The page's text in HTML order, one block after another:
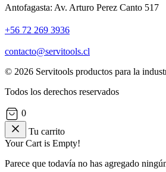
Antofagasta: Av. Arturo Perez Canto 517
+56 72 269 3936
contacto@servitools.cl
© 2026 Servitools productos para la
Todos los derechos reservados
0
Tu carrito
Your Cart is Empty!
Parece que todavía no has agregado